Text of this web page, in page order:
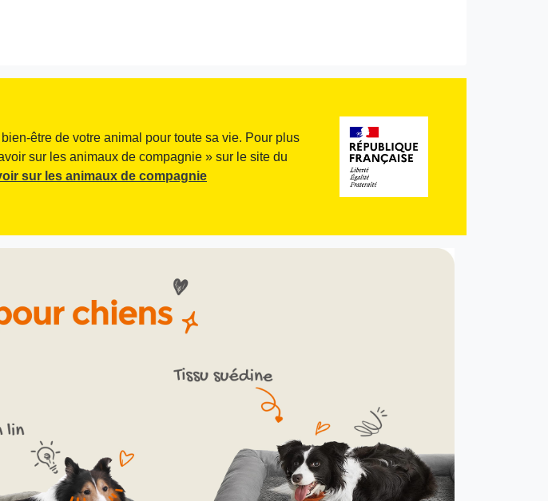
être de votre animal pour toute sa vie. Pour plus
sur les animaux de compagnie » sur le site du
sur les animaux de compagnie